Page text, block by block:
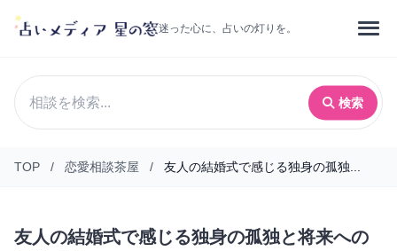
迷った心に、占いの灯りを。
検索
TOP / 恋愛相談茶屋 / 友人の結婚式で感じる独身の孤独...
友人の結婚式で感じる独身の孤独と将来への